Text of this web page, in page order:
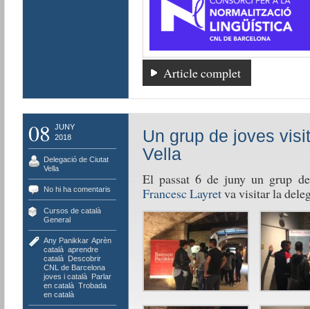
Article complet
08
JUNY
2018
Delegació de Ciutat
Vella
No hi ha comentaris
Cursos de català,
General
Any Panikkar, Aprèn
català, aprendre
català, Descobrir
CNL de Barcelona,
joves i català, Parlar
en català, Trobada
en català
Un grup de joves
Vella
El passat 6 de juny un grup
Francesc Layretva visitar la